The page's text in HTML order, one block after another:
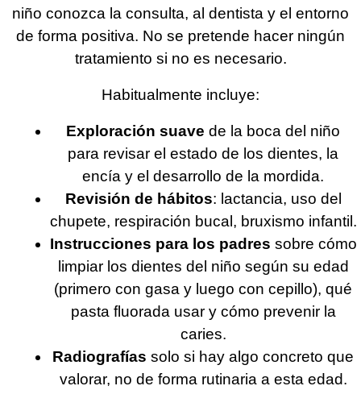
niño conozca la consulta, al dentista y el entorno
de forma positiva. No se pretende hacer ningún
tratamiento si no es necesario.
Habitualmente incluye:
Exploración suave de la boca del niño
para revisar el estado de los dientes, la
encía y el desarrollo de la mordida.
Revisión de hábitos: lactancia, uso del
chupete, respiración bucal, bruxismo infantil.
Instrucciones para los padres sobre cómo
limpiar los dientes del niño según su edad
(primero con gasa y luego con cepillo), qué
pasta fluorada usar y cómo prevenir la
caries.
Radiografías solo si hay algo concreto que
valorar, no de forma rutinaria a esta edad.